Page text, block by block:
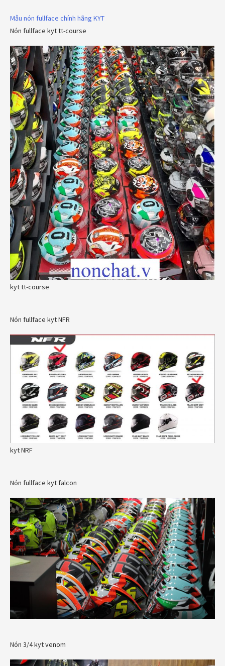
Mẫu nón fullface chính hãng KYT
Nón fullface kyt tt-course
kyt tt-course
Nón fullface kyt NFR
kyt NRF
Nón fullface kyt falcon
Nón 3/4 kyt venom